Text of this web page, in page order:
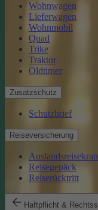
Wohnwagen
Lieferwagen
Wohnmobil
Quad
Trike
Traktor
Oldtimer
Zusatzschutz
Schutzbrief
Reiseversicherung
Reisegepäck
Reiserücktritt
Haftpflicht &